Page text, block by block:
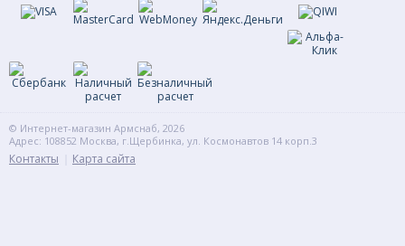
© Интернет-магазин Армснаб, 2026
Адрес: 108852 Москва, г.Щербинка, ул. Космонавтов 14 корп.3
Контакты Карта сайта